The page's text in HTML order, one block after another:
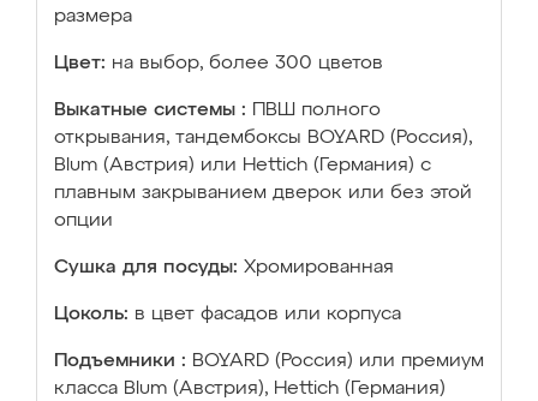
размера
Цвет: на выбор, более 300 цветов
Выкатные системы :
ПВШ полного
открывания, тандембоксы BOYARD (Россия),
Blum (Австрия) или Hettich (Германия) с
плавным закрыванием дверок или без этой
опции
Сушка для посуды: Хромированная
Цоколь: в цвет фасадов или корпуса
Подъемники : BOYARD (Россия) или премиум
класса Blum (Австрия), Hettich (Германия)